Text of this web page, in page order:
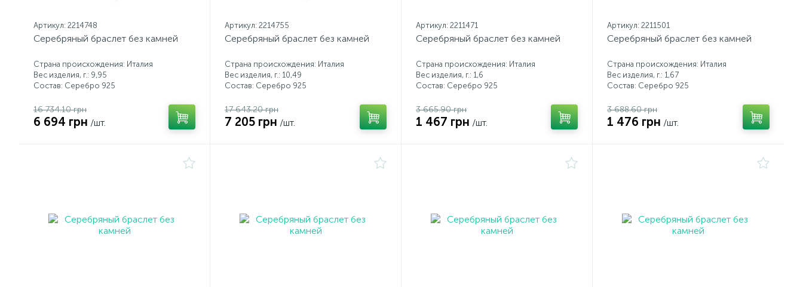
Артикул: 2214748
Серебряный браслет без камней
Страна происхождения: Италия
Вес изделия, г.: 9,95
Состав: Серебро 925
16 734.10 грн
6 694 грн /шт.
Артикул: 2214755
Серебряный браслет без камней
Страна происхождения: Италия
Вес изделия, г.: 10,49
Состав: Серебро 925
17 643.20 грн
7 205 грн /шт.
Артикул: 2211471
Серебряный браслет без камней
Страна происхождения: Италия
Вес изделия, г.: 1,6
Состав: Серебро 925
3 665.90 грн
1 467 грн /шт.
Артикул: 2211501
Серебряный браслет без камней
Страна происхождения: Италия
Вес изделия, г.: 1,67
Состав: Серебро 925
3 688.60 грн
1 476 грн /шт.